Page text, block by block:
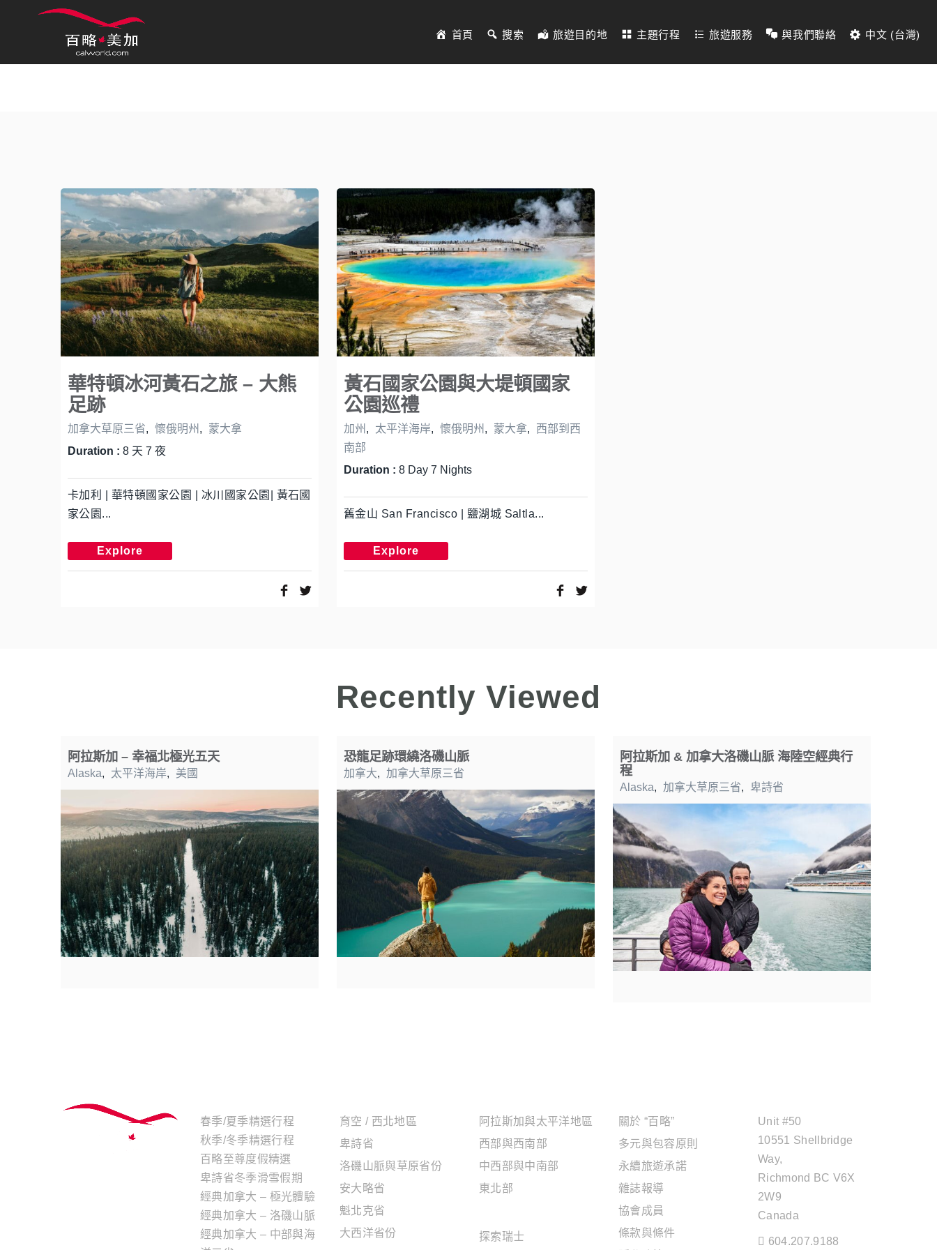
首頁 搜索 旅遊目的地 主題行程 旅遊服務 與我們聯絡 中文 (台灣)
華特頓冰河黃石之旅 – 大熊
足跡
加拿大草原三省, 懷俄明州 ,
蒙大拿
Duration : 8 天 7 夜
卡加利 | 華特頓國家公園 | 冰川國家公園| 黃石國
家公園...
Explore
黃石國家公園與大堤頓國家
公園巡禮
加州 , 太平洋海岸, 懷俄明州 , 蒙大拿,
西部到西
南部
Duration : 8 Day 7 Nights
舊金山 San Francisco | 鹽湖城 Saltla...
Explore
Recently Viewed
阿拉斯加 – 幸福北極光五天
Alaska, 太平洋海岸, 美國
恐龍足跡環繞洛磯山脈
加拿大, 加拿大草原三省
阿拉斯加 & 加拿大洛磯山脈 海陸空經典行
程
Alaska, 加拿大草原三省, 卑詩省
春季/夏季精選行程
秋季/冬季精選行程
百略至尊度假精選
卑詩省冬季滑雪假期
經典加拿大 – 極光體驗
經典加拿大 – 洛磯山脈
經典加拿大 – 中部與海
育空 / 西北地區
卑詩省
洛磯山脈與草原省份
安大略省
魁北克省
大西洋省份
阿拉斯加與太平洋地區
西部與西南部
中西部與中南部
東北部
探索瑞士
關於 “百略”
多元與包容原則
永續旅遊承諾
雜誌報導
協會成員
條款與條件
Unit #50
10551 Shellbridge
Way,
Richmond BC V6X
2W9
Canada
604.207.9188